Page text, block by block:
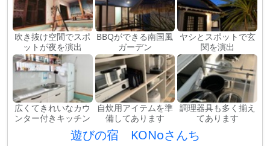
吹き抜け空間でスポ
ットが夜を演出
BBQができる南国風
ガーデン
ヤシとスポットで玄
関を演出
広くてきれいなカウ
ンター付きキッチン
自炊用アイテムを準
備してあります
調理器具も多く揃え
てあります
遊びの宿 KONoさんち